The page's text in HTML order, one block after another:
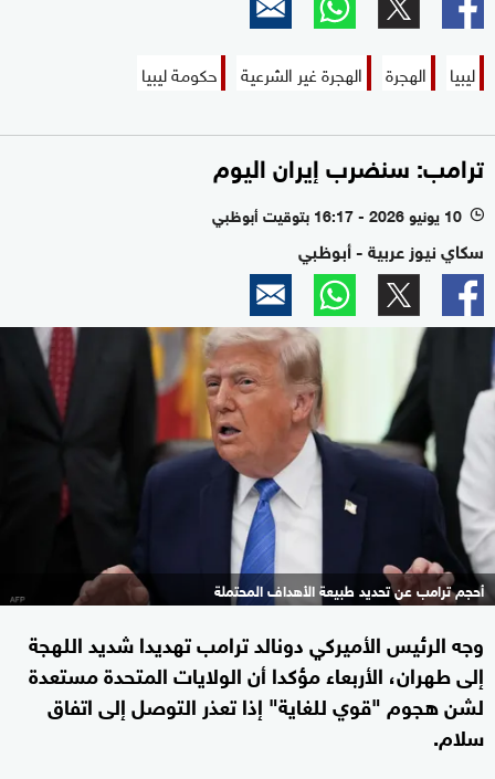
ليبيا الهجرة الهجرة غير الشرعية حكومة ليبيا
ترامب: سنضرب إيران اليوم
l 10 يونيو 2026 - 16:17 بتوقيت أبوظبي
سكاي نيوز عربية - أبوظبي
أحجم ترامب عن تحديد طبيعة الأهداف المحتملة
وجه الرئيس الأميركي دونالد ترامب تهديدا شديد اللهجة
إلى طهران، الأربعاء مؤكدا أن الولايات المتحدة مستعدة
لشن هجوم "قوي للغاية" إذا تعذر التوصل إلى ‌اتفاق
سلام.